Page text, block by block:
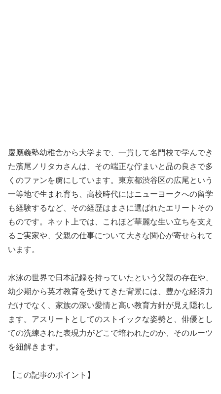
慶應義塾幼稚舎から大学まで、一貫して名門校で学んでき
た濱尾ノリタカさんは、その端正な佇まいと品の良さで多
くのファンを虜にしています。東京都渋谷区の広尾という
一等地で生まれ育ち、高校時代にはニューヨークへの留学
も経験するなど、その経歴はまさに選ばれたエリートその
ものです。ネット上では、これほど華麗な生い立ちを支え
るご実家や、父親の仕事について大きな関心が寄せられて
います。
水泳の世界で日本記録を持っていたという父親の存在や、
幼少期から英才教育を受けてきた背景には、豊かな経済力
だけでなく、家族の深い愛情と高い教育方針が見え隠れし
ます。アスリートとしてのストイックな姿勢と、俳優とし
ての洗練された表現力がどこで培われたのか、そのルーツ
を紐解きます。
【この記事のポイント】